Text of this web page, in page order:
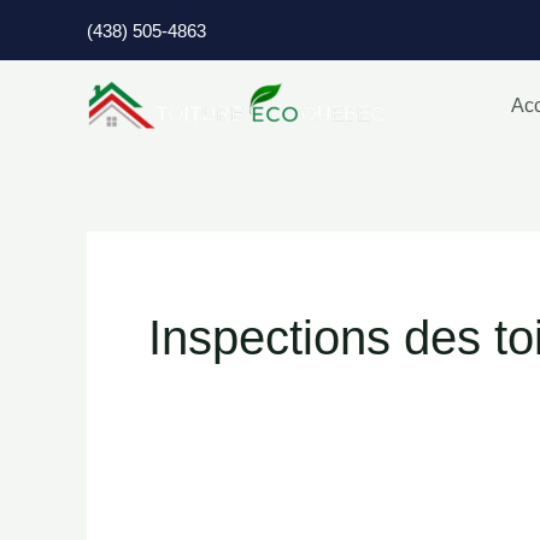
au
(438) 505-4863
Inspections des